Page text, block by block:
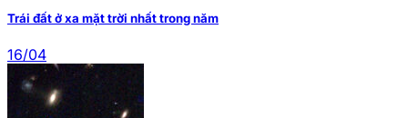
Trái đất ở xa mặt trời nhất trong năm
16/04